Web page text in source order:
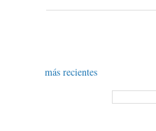
más recientes